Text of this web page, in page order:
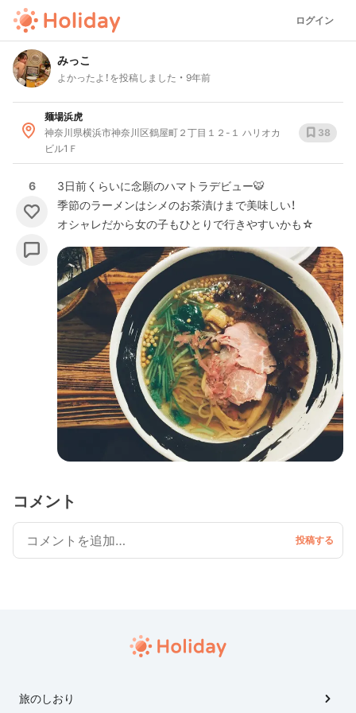
ログイン
みっこ
よかったよ！を投稿しました 9年前
麺場浜虎
神奈川県横浜市神奈川区鶴屋町２丁目１２-１ ハリオカ
ビル1Ｆ
38
6
3日前くらいに念願のハマトラデビュー🐯
季節のラーメンはシメのお茶漬けまで美味しい！
オシャレだから女の子もひとりで行きやすいかも☆
コメント
旅のしおり